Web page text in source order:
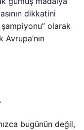
dikkatini
olarak
bugünün değil,